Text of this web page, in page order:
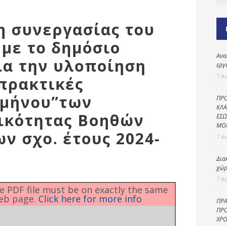
Δημοτική
Παιδικοί σταθμοί
συνεργασίας του
το δημόσιο
την υλοποίηση
Βοηθών
σχο. έτους 2024-
PDF file must be on exactly the same
page. Click here for more info
7
7
7